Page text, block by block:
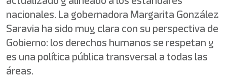
nacionales. La gobernadora Margarita González
Saravia ha sido muy clara con su perspectiva de
Gobierno: los derechos humanos se respetan y
es una política pública transversal a todas las
áreas.